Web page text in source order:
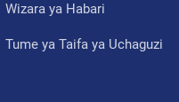
Wizara ya Habari
Tume ya Taifa ya Uchaguzi